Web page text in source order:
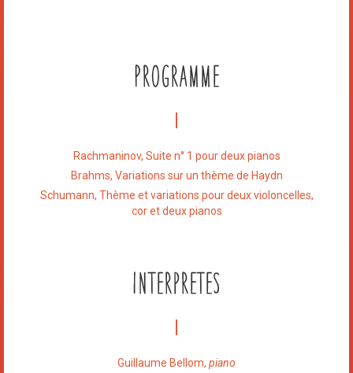
Programme
Rachmaninov, Suite n° 1 pour deux pianos
Brahms, Variations sur un thème de Haydn
Schumann, Thème et variations pour deux violoncelles,
cor et deux pianos
Interpretes
Guillaume Bellom, piano